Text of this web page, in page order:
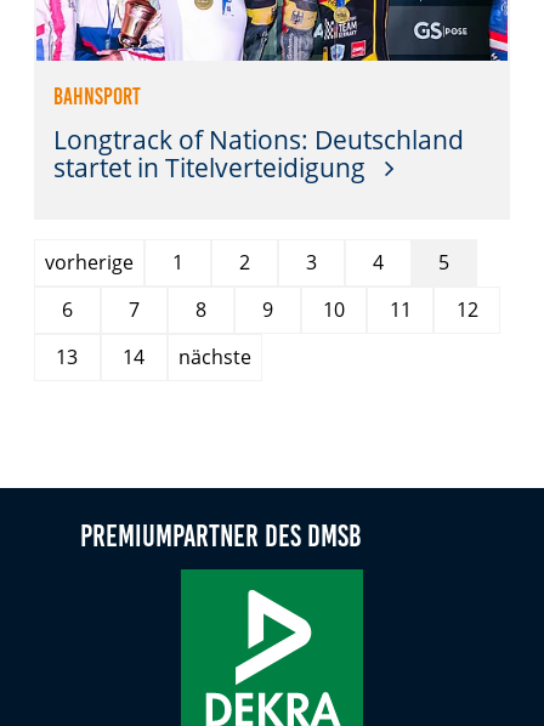
Bahnsport
Longtrack of Nations: Deutschland
startet in Titelverteidigung
vorherige Seite
1 Seite
2 Seite
3 Seite
4
5
Seite
6 Seite
7 Seite
8 Seite
9 Seite
10 Seite
11 Seite
12
Seite
13 Seite
14 nächste
Premiumpartner des DMSB